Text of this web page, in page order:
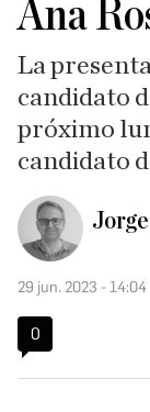
Ana
La
candidato
próximo
candidato
29 jun. 2023 - 14:04
0